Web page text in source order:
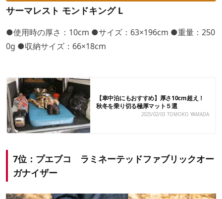
サーマレスト モンドキング L
●使用時の厚さ：10cm ●サイズ：63×196cm ●重量：250
0g ●収納サイズ：66×18cm
【車中泊にもおすすめ】厚さ10cm超え！
秋冬を乗り切る極厚マット５選
2025/02/03 TOMOKO YAMADA
7位：プエブコ ラミネーテッドファブリックオー
ガナイザー